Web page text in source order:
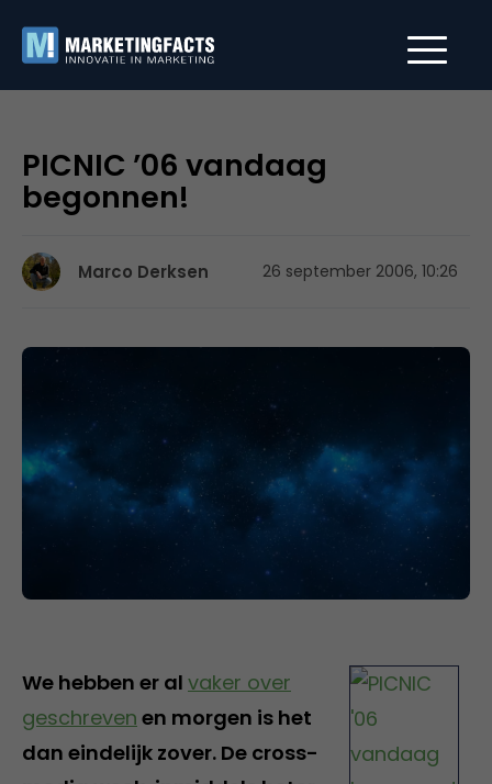
PICNIC ’06 vandaag
begonnen!
Marco Derksen 26 september 2006, 10:26
We hebben er al vaker over
geschreven en morgen is het
dan eindelijk zover. De cross-